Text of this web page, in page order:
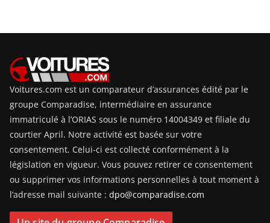
Voitures.com est un comparateur d’assurances édité par le
groupe Comparadise, intermédiaire en assurance
immatriculé à l’ORIAS sous le numéro 14004349 et filiale du
courtier April. Notre activité est basée sur votre
consentement. Celui-ci est collecté conformément à la
législation en vigueur. Vous pouvez retirer ce consentement
ou supprimer vos informations personnelles à tout moment à
l’adresse mail suivante : dpo@comparadise.com